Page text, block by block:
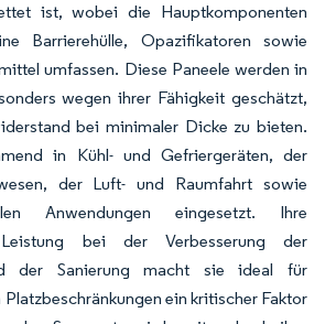
ist, wobei die Hauptkomponenten
Barrierehülle, Opazifikatoren sowie
umfassen. Diese Paneele werden in
wegen ihrer Fähigkeit geschätzt,
bei minimaler Dicke zu bieten.
in Kühl- und Gefriergeräten, der
der Luft- und Raumfahrt sowie
Anwendungen eingesetzt. Ihre
Leistung bei der Verbesserung der
der Sanierung macht sie ideal für
ein kritischer Faktor